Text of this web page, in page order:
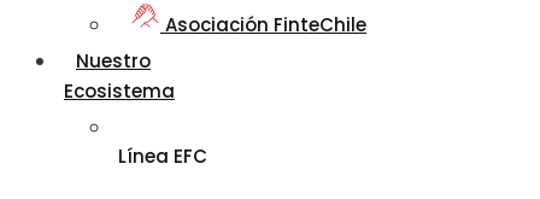
Asociación FinteChile
Nuestro
Ecosistema
Línea EFC